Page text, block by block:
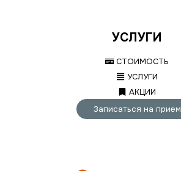
УСЛУГИ
СТОИМОСТЬ
УСЛУГИ
АКЦИИ
Записаться на прием